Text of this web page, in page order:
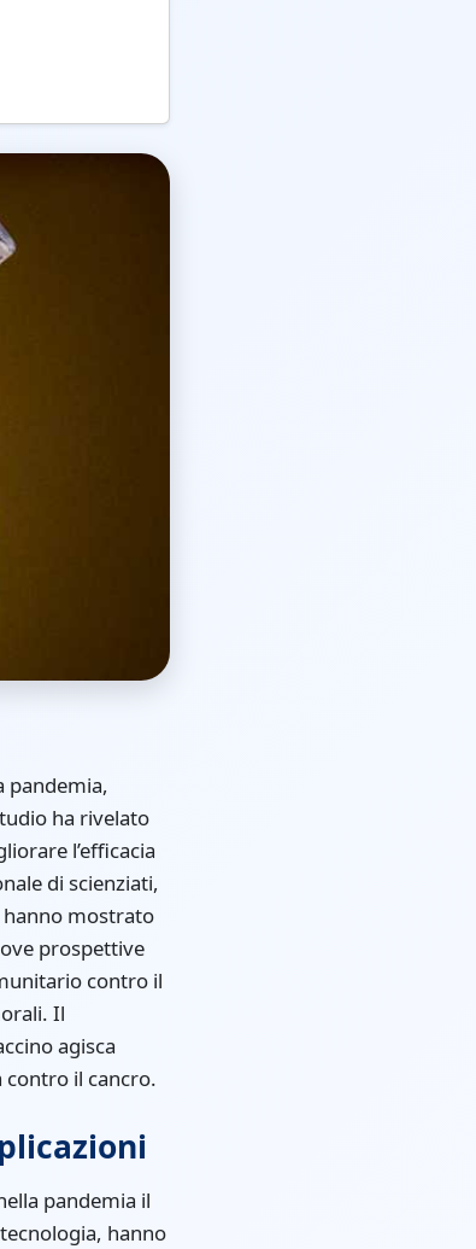
pandemia,
ha rivelato
l’efficacia
di scienziati,
mostrato
prospettive
contro il
Il
agisca
contro il cancro.
pandemia il
hanno